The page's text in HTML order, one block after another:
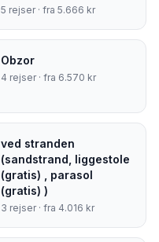
5 rejser · fra 5.666 kr
Obzor
4 rejser · fra 6.570 kr
ved stranden
(sandstrand, liggestole
(gratis) , parasol
(gratis) )
3 rejser · fra 4.016 kr